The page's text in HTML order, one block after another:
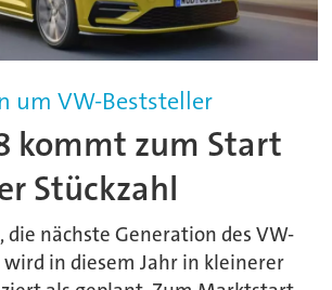
um VW-Beststeller
kommt zum Start
Stückzahl
die nächste Generation des VW-
in diesem Jahr in kleinerer